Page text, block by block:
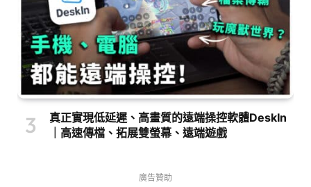
真正實現低延遲、高畫質的遠端操控軟體DeskIn
｜高速傳檔、拓展雙螢幕、遠端遊戲
廣告贊助